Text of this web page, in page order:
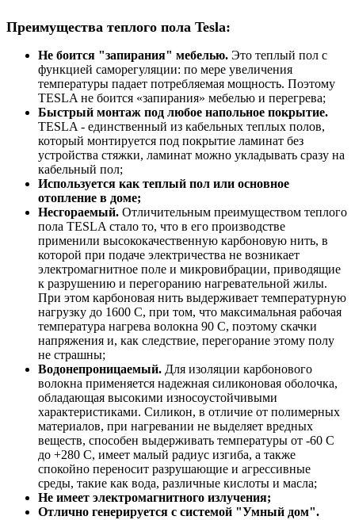
Преимущества теплого пола Tesla:
Не боится "запирания" мебелью. Это теплый пол с
функцией саморегуляции: по мере увеличения
температуры падает потребляемая мощность. Поэтому
TESLA не боится «запирания» мебелью и перегрева;
Быстрый монтаж под любое напольное покрытие.
TESLA - единственный из кабельных теплых полов,
который монтируется под покрытие ламинат без
устройства стяжки, ламинат можно укладывать сразу на
кабельный пол;
Используется как теплый пол или основное
отопление в доме;
Несгораемый. Отличительным преимуществом теплого
пола TESLA стало то, что в его производстве
применили высококачественную карбоновую нить, в
которой при подаче электричества не возникает
электромагнитное поле и микровибрации, приводящие
к разрушению и перегоранию нагревательной жилы.
При этом карбоновая нить выдерживает температурную
нагрузку до 1600 С, при том, что максимальная рабочая
температура нагрева волокна 90 С, поэтому скачки
напряжения и, как следствие, перегорание этому полу
не страшны;
Водонепроницаемый. Для изоляции карбонового
волокна применяется надежная силиконовая оболочка,
обладающая высокими износоустойчивыми
характеристиками. Силикон, в отличие от полимерных
материалов, при нагревании не выделяет вредных
веществ, способен выдерживать температуры от -60 С
до +280 С, имеет малый радиус изгиба, а также
спокойно переносит разрушающие и агрессивные
среды, такие как вода, различные кислоты и масла;
Не имеет электромагнитного излучения;
Отлично генерируется с системой "Умный дом".